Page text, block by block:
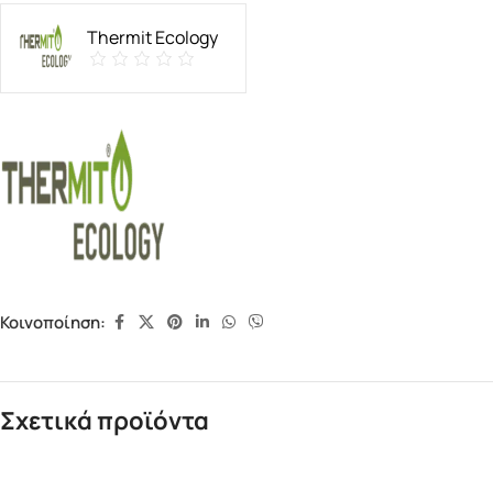
Thermit Ecology
Κοινοποίηση:
Σχετικά προϊόντα